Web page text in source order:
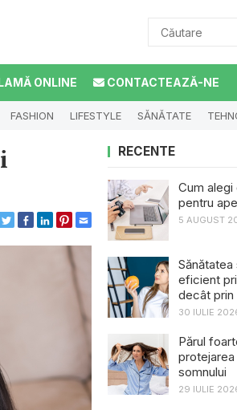
ONLINE CONTACTEAZĂ-NE
FASHION LIFESTYLE SĂNĂTATE
RECENTE
Cum
pentru
5 AUGUST
eficient
decât prin
menținut
30 IULIE
Părul
somnului
29 IULIE